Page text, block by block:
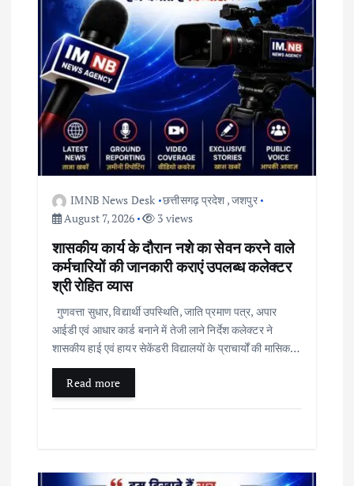
o
IMNB News Desk छत्तीसगढ़ प्रदेश ,जशपुर
August 7, 2026
3 views
शासकीय कार्य के दौरान नशे का सेवन करने वाले
कर्मचारियों की जानकारी कराएं उपलब्ध कलेक्टर
श्री रोहित व्यास
गुणवत्ता सुधार, विद्यार्थी उपस्थिति, जाति प्रमाण पत्र, अपार
आईडी एवं आधार कार्ड बनाने में तेजी लाने निर्देश कलेक्टर ने
शासकीय हाई एवं हायर सेकेंडरी विद्यालयों के प्राचार्यों की मासिक…
Read more